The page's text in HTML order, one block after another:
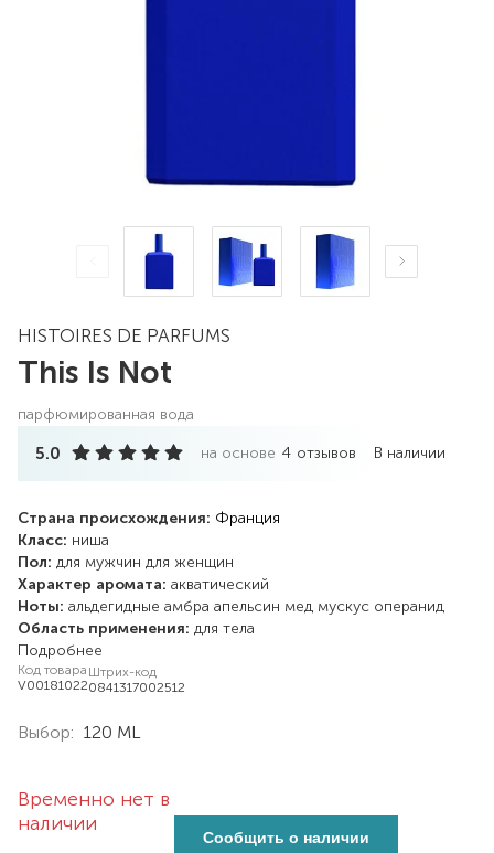
HISTOIRES DE PARFUMS
This Is Not
парфюмированная вода
5.0 на основе 4 отзывов В наличии
Страна происхождения: Франция
Класс: ниша
Пол: для мужчин для женщин
Характер аромата: акватический
Ноты: альдегидные амбра апельсин мед мускус операнид
Область применения: для тела
Подробнее
Код товара
V00181022
Штрих-код
0841317002512
Выбор: 120 ML
Временно нет в
наличии
Сообщить о наличии